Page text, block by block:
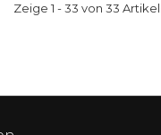
Zeige 1 - 33 von 33